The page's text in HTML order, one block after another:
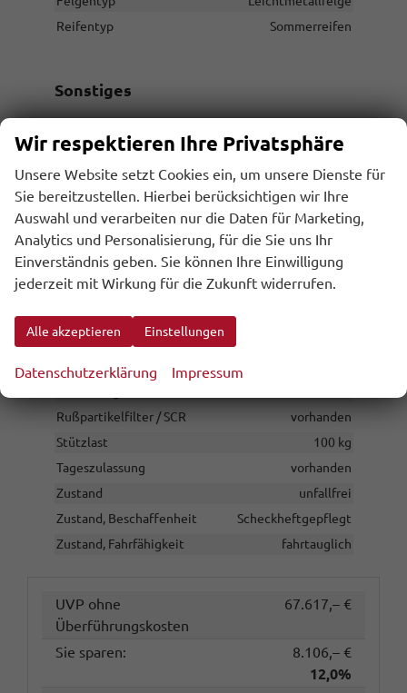
Reifentyp
Sommerreifen
Sonstiges
Antriebsart
Verbrennungsmotor (ICE)
Anzahl Türen
5-türig
Erstzulassung
31.07.2026
Garantieleistung
Fahrzeuggarantie
Innenausstattung
Schwarz
Kilometerstand
Lackierung
Leergewicht
Nichtraucher-Fahrzeug
Rußpartikelfilter / SCR
vorhanden
Stützlast
100 kg
Tageszulassung
vorhanden
Zustand
unfallfrei
Zustand, Beschaffenheit
Scheckheftgepflegt
Zustand, Fahrfähigkeit
fahrtauglich
UVP ohne
Überführungskosten
67.617,– €
Sie sparen:
8.106,– €
12,0%
Wir respektieren Ihre Privatsphäre
Unsere Website setzt Cookies ein, um unsere Dienste für
Sie bereitzustellen. Hierbei berücksichtigen wir Ihre
Auswahl und verarbeiten nur die Daten für Marketing,
Analytics und Personalisierung, für die Sie uns Ihr
Einverständnis geben. Sie können Ihre Einwilligung
jederzeit mit Wirkung für die Zukunft widerrufen.
Alle akzeptieren Einstellungen
Datenschutzerklärung Impressum